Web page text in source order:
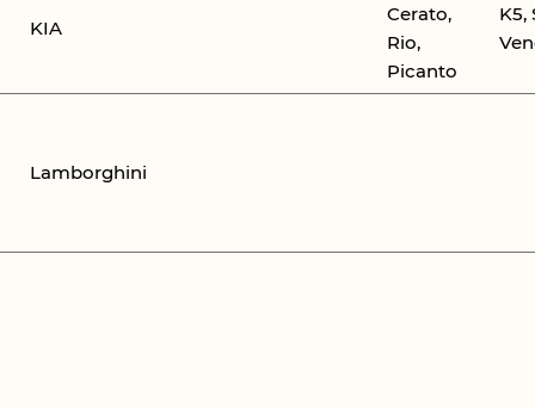
KIA
Cerato,
Rio,
Picanto
K5,
Lamborghini